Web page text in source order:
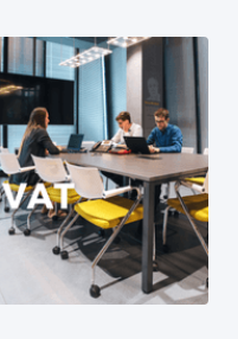
už dnes